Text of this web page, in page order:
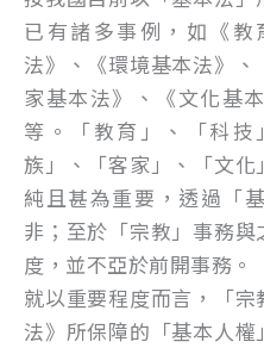
已有諸多事例，如《
法》、《環境基本法》
家基本法》、《文化基
等。「教育」、「科
族」、「客家」、「文
純且甚為重要，透過「
非；至於「宗教」事務
度，並不亞於前開事務。
就以重要程度而言，「
法》所保障的「基本人